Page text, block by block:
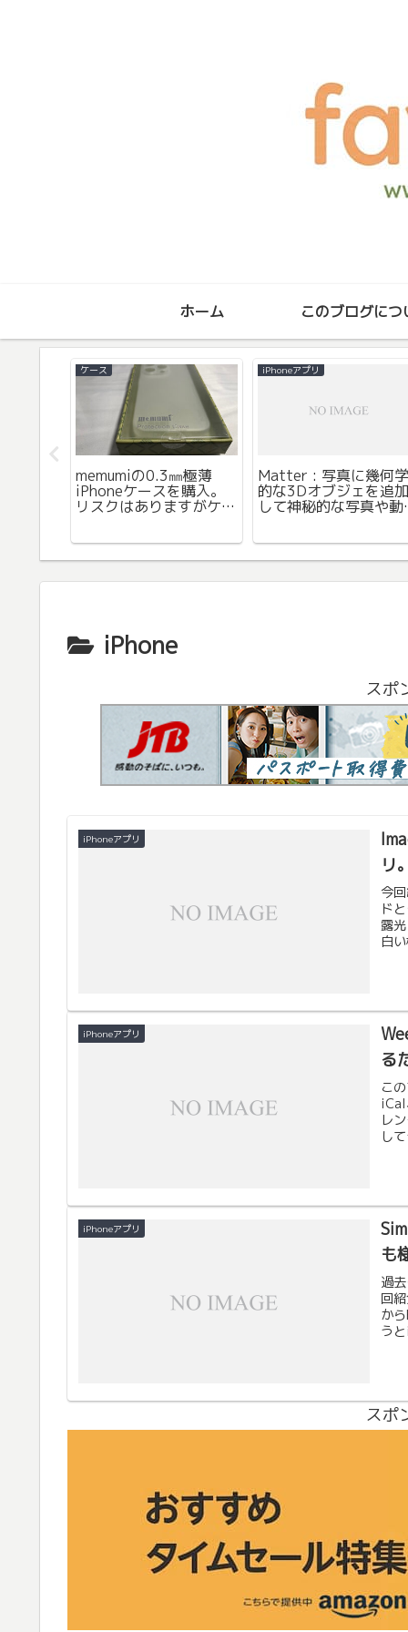
ホーム このブログにつ
ケース
memumiの0.3㎜極薄
iPhoneケースを購入。
リスクはありますがケー
iPhoneアプリ
Matter : 写真に幾何
的な3Dオブジェを追
して神秘的な写真や動
iPhone
スポ
iPhoneアプリ
リ
今
ド
露
白
iPhoneアプリ
る
こ
iCal
レ
し
iPhoneアプリ
も
過
回
か
う
スポ